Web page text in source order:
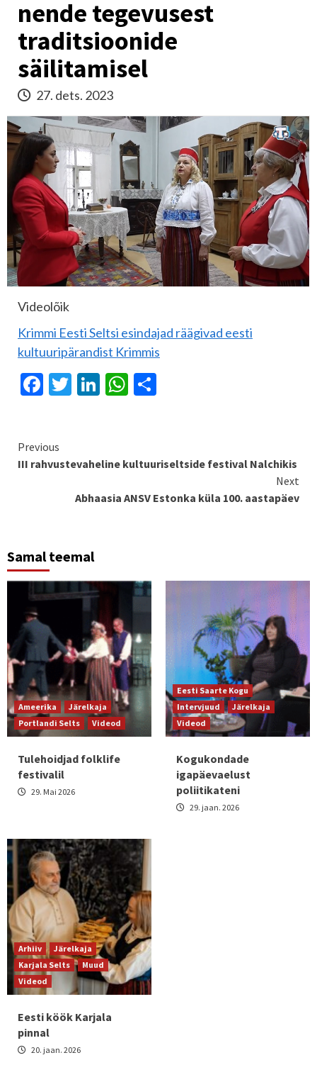
nende tegevusest
traditsioonide
säilitamisel
27. dets. 2023
Videolõik
Krimmi Eesti Seltsi esindajad räägivad eesti
kultuuripärandist Krimmis
Facebook
Twitter
LinkedIn
WhatsApp
Continue
Reading
Previous
III rahvustevaheline kultuuriseltside festival Nalchikis
Next
Abhaasia ANSV Estonka küla 100. aastapäev
Samal teemal
Ameerika
Järelkaja
Portlandi Selts
Videod
Tulehoidjad folklife
festivalil
29. Mai 2026
Eesti Saarte Kogu
Intervjuud
Järelkaja
Videod
Kogukondade
igapäevaelust
poliitikateni
29. jaan. 2026
Arhiiv
Järelkaja
Karjala Selts
Muud
Videod
Eesti köök Karjala
pinnal
20. jaan. 2026